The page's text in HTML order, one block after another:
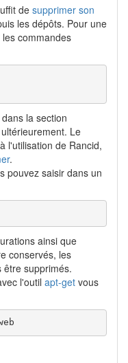
de supprimer son
les dépôts. Pour une
commandes
la section
Le
l'utilisation de Rancid,
.
pouvez saisir dans un
ainsi que
conservés, les
être supprimés.
l'outil apt-get vous